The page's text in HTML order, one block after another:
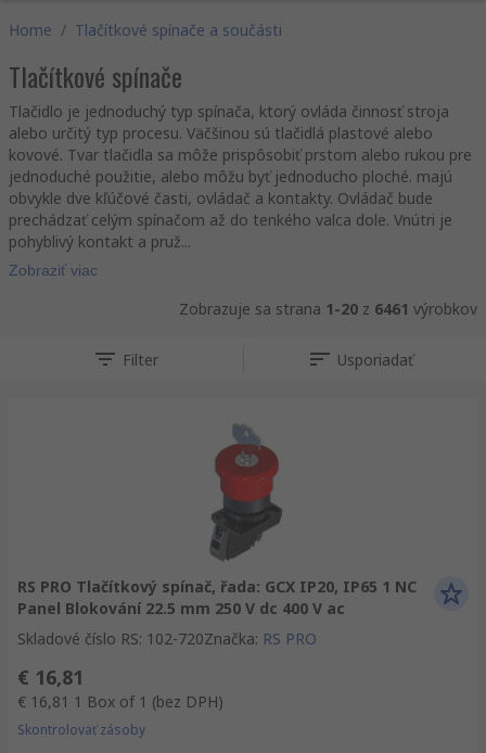
Home / Tlačítkové spínače a součásti
Tlačítkové spínače
Tlačidlo je jednoduchý typ spínača, ktorý ovláda činnosť stroja
alebo určitý typ procesu. Väčšinou sú tlačidlá plastové alebo
kovové. Tvar tlačidla sa môže prispôsobiť prstom alebo rukou pre
jednoduché použitie, alebo môžu byť jednoducho ploché. majú
obvykle dve kľúčové časti, ovládač a kontakty. Ovládač bude
prechádzať celým spínačom až do tenkého valca dole. Vnútri je
pohyblivý kontakt a pruž...
Zobraziť viac
Zobrazuje sa strana 1-20 z 6461 výrobkov
Filter Usporiadať
RS PRO Tlačítkový spínač, řada: GCX IP20, IP65 1 NC
Panel Blokování 22.5 mm 250 V dc 400 V ac
Skladové číslo RS: 102-720Značka: RS PRO
€ 16,81
€ 16,81 1 Box of 1 (bez DPH)
Skontrolovať zásoby